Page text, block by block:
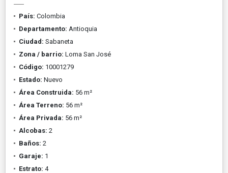
País: Colombia
Departamento: Antioquia
Ciudad: Sabaneta
Zona / barrio: Loma San José
Código: 10001279
Estado: Nuevo
Área Construida: 56 m²
Área Terreno: 56 m²
Área Privada: 56 m²
Alcobas: 2
Baños: 2
Garaje: 1
Estrato: 4